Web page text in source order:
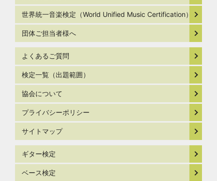
世界統一音楽検定（World Unified Music Certification）
団体ご担当者様へ
よくあるご質問
検定一覧（出題範囲）
協会について
プライバシーポリシー
サイトマップ
ギター検定
ベース検定